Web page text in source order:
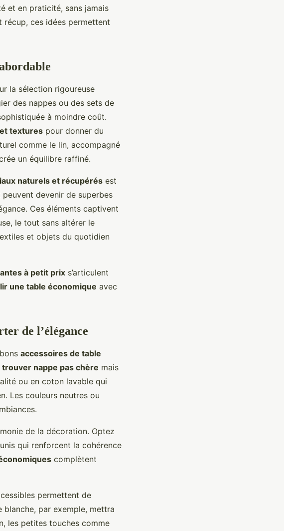
et en praticité, sans jamais
récup, ces idées permettent
la sélection rigoureuse
des nappes ou des sets de
à moindre coût.
textures pour donner du
comme le lin, accompagné
un équilibre raffiné.
naturels et récupérés est
devenir de superbes
Ces éléments captivent
le tout sans altérer le
et objets du quotidien
à petit prix s’articulent
une table économique avec
de l’élégance
accessoires de table
trouver nappe pas chère mais
ou en coton lavable qui
Les couleurs neutres ou
de la décoration. Optez
qui renforcent la cohérence
complètent
permettent de
blanche, par exemple, mettra
les petites touches comme